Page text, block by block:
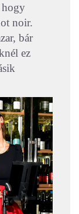
hogy
noir.
bár
ez